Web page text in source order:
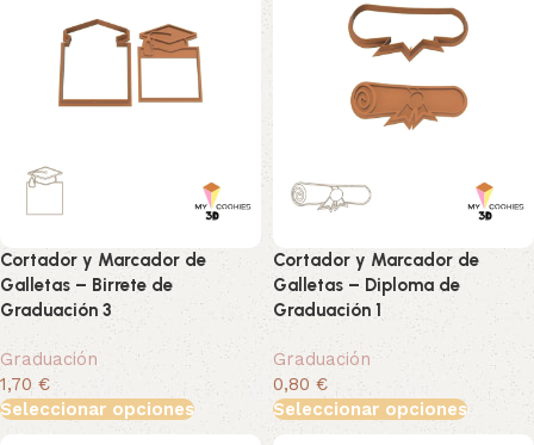
Cortador y Marcador de
Galletas – Birrete de
Graduación 3
Graduación
1,70 €
Seleccionar opciones
Cortador y Marcador de
Galletas – Diploma de
Graduación 1
Graduación
0,80 €
Seleccionar opciones